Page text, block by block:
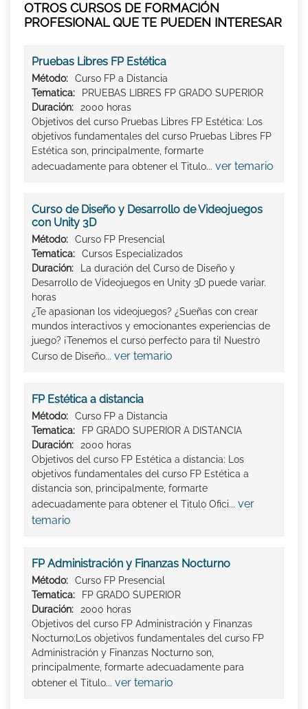
OTROS CURSOS DE FORMACIÓN
PROFESIONAL QUE TE PUEDEN INTERESAR
Pruebas Libres FP Estética
Método:
Curso FP a Distancia
Tematica:
PRUEBAS LIBRES FP GRADO SUPERIOR
Duración:
2000 horas
Objetivos del curso Pruebas Libres FP Estética: Los
objetivos fundamentales del curso Pruebas Libres FP
Estética son, principalmente, formarte
adecuadamente para obtener el Titulo... ver temario
Curso de Diseño y Desarrollo de Videojuegos
con Unity 3D
Método:
Curso FP Presencial
Tematica:
Cursos Especializados
Duración:
La duración del Curso de Diseño y
Desarrollo de Videojuegos en Unity 3D puede variar.
horas
¿Te apasionan los videojuegos? ¿Sueñas con crear
mundos interactivos y emocionantes experiencias de
juego? ¡Tenemos el curso perfecto para ti! Nuestro
Curso de Diseño... ver temario
FP Estética a distancia
Método:
Curso FP a Distancia
Tematica:
FP GRADO SUPERIOR A DISTANCIA
Duración:
2000 horas
Objetivos del curso FP Estética a distancia: Los
objetivos fundamentales del curso FP Estética a
distancia son, principalmente, formarte
adecuadamente para obtener el Titulo Ofici... ver
temario
FP Administración y Finanzas Nocturno
Método:
Curso FP Presencial
Tematica:
FP GRADO SUPERIOR
Duración:
2000 horas
Objetivos del curso FP Administración y Finanzas
Nocturno:Los objetivos fundamentales del curso FP
Administración y Finanzas Nocturno son,
principalmente, formarte adecuadamente para
obtener el Titulo... ver temario